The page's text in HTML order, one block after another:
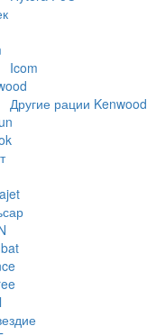
Icom
Другие рации Kenwood